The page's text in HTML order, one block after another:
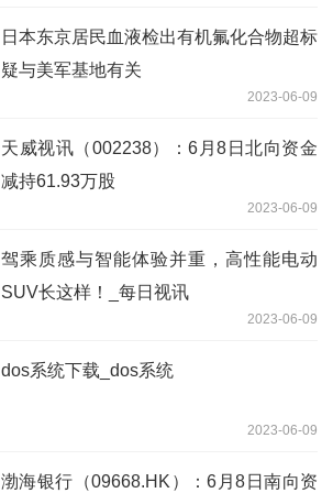
日本东京居民血液检出有机氟化合物超标
疑与美军基地有关
2023-06-09
天威视讯（002238）：6月8日北向资金
减持61.93万股
2023-06-09
驾乘质感与智能体验并重，高性能电动
SUV长这样！_每日视讯
2023-06-09
dos系统下载_dos系统
2023-06-09
渤海银行（09668.HK）：6月8日南向资